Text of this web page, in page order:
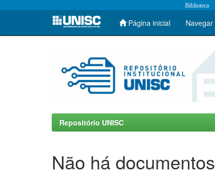
Skip
Biblioteca
Página inicial Navegar
Repositório UNISC
Não há documentos